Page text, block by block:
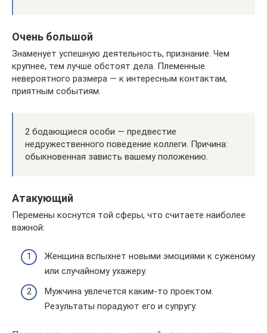
Очень большой
Знаменует успешную деятельность, признание. Чем
крупнее, тем лучше обстоят дела. Племенные
невероятного размера — к интересным контактам,
приятным событиям.
2 бодающиеся особи — предвестие
недружественного поведение коллеги. Причина:
обыкновенная зависть вашему положению.
Атакующий
Перемены коснутся той сферы, что считаете наиболее
важной:
Женщина вспыхнет новыми эмоциями к суженому
или случайному ухажеру.
Мужчина увлечется каким-то проектом.
Результаты порадуют его и супругу.